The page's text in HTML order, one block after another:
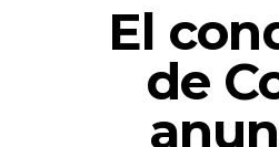
El
de